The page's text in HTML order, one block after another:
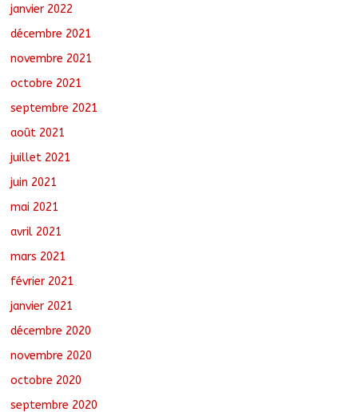
janvier 2022
décembre 2021
novembre 2021
octobre 2021
septembre 2021
août 2021
juillet 2021
juin 2021
mai 2021
avril 2021
mars 2021
février 2021
janvier 2021
décembre 2020
novembre 2020
octobre 2020
septembre 2020